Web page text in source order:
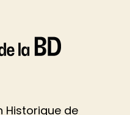
Historique de